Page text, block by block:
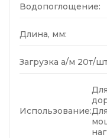
Водопоглощение:
Длина, мм:
Загрузка а/м 20т/
Использование: